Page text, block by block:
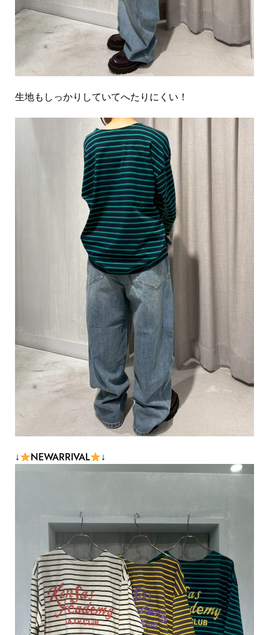
生地もしっかりしていてへたりにくい！
↓ NEWARRIVAL ↓